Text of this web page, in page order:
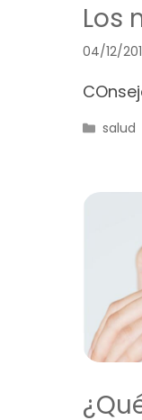
Los
04/12/
salud